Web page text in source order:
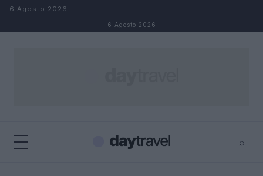
Salta al contenuto
6 Agosto 2026
6 Agosto 2026
⌕